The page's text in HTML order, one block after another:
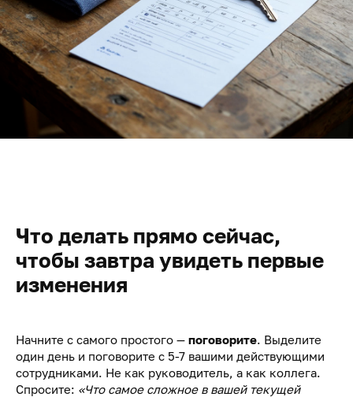
Что делать прямо сейчас,
чтобы завтра увидеть первые
изменения
Начните с самого простого — поговорите. Выделите
один день и поговорите с 5-7 вашими действующими
сотрудниками. Не как руководитель, а как коллега.
Спросите: «Что самое сложное в вашей текущей